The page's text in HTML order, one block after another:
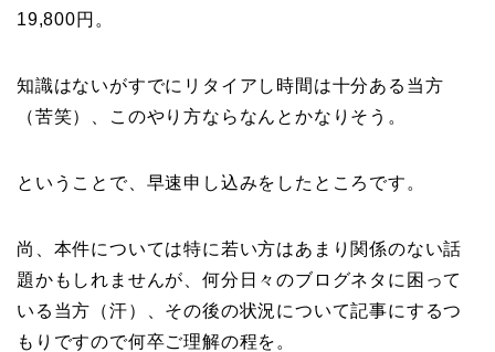
19,800円。
知識はないがすでにリタイアし時間は十分ある当方
（苦笑）、このやり方ならなんとかなりそう。
ということで、早速申し込みをしたところです。
尚、本件については特に若い方はあまり関係のない話
題かもしれませんが、何分日々のブログネタに困って
いる当方（汗）、その後の状況について記事にするつ
もりですので何卒ご理解の程を。